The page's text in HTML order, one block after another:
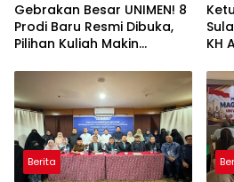
Gebrakan Besar UNIMEN! 8
Prodi Baru Resmi Dibuka,
Pilihan Kuliah Makin
KH
Berita